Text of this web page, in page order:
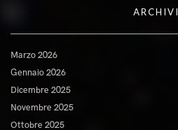
ARCHIVI
Marzo 2026
Gennaio 2026
Dicembre 2025
Novembre 2025
Ottobre 2025